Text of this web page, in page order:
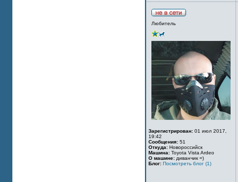
Любитель
Зарегистрирован: 01 июл 2017,
19:42
Сообщения: 51
Откуда: Новороссийск
Машина: Toyota Vista Ardeo
О машине: диванчик =)
Блог: Посмотреть блог (1)